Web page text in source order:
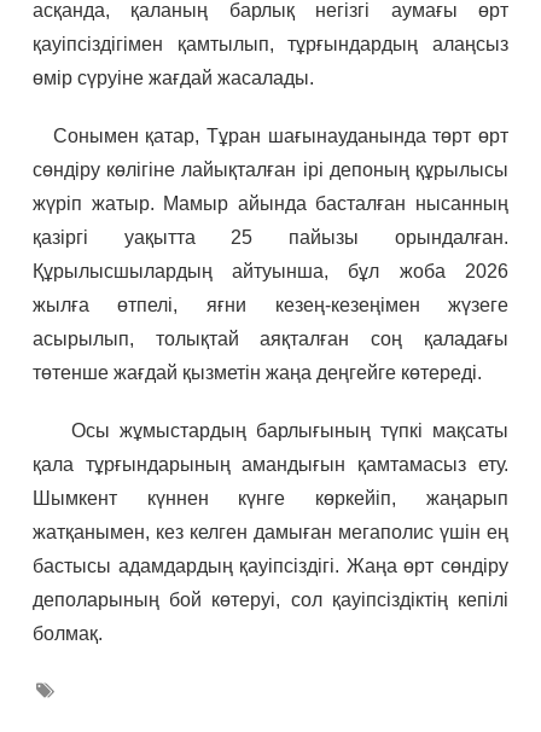
асқанда, қаланың барлық негізгі аумағы өрт
қауіпсіздігімен қамтылып, тұрғындардың алаңсыз
өмір сүруіне жағдай жасалады.
Сонымен қатар, Тұран шағынауданында төрт өрт
сөндіру көлігіне лайықталған ірі депоның құрылысы
жүріп жатыр. Мамыр айында басталған нысанның
қазіргі уақытта 25 пайызы орындалған.
Құрылысшылардың айтуынша, бұл жоба 2026
жылға өтпелі, яғни кезең-кезеңімен жүзеге
асырылып, толықтай аяқталған соң қаладағы
төтенше жағдай қызметін жаңа деңгейге көтереді.
Осы жұмыстардың барлығының түпкі мақсаты
қала тұрғындарының амандығын қамтамасыз ету.
Шымкент күннен күнге көркейіп, жаңарып
жатқанымен, кез келген дамыған мегаполис үшін ең
бастысы адамдардың қауіпсіздігі. Жаңа өрт сөндіру
деполарының бой көтеруі, сол қауіпсіздіктің кепілі
болмақ.